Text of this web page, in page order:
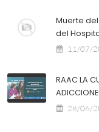
Muerte
del
11/07/
RAAC LA
28/06/